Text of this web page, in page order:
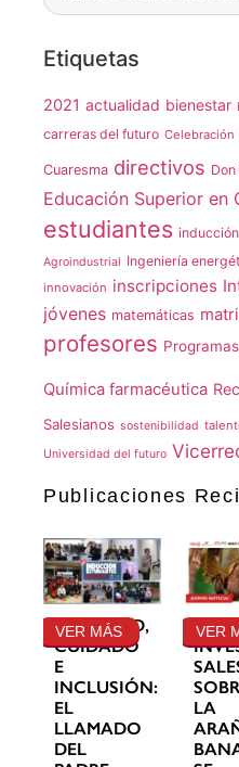
Etiquetas
2021 actualidad bienestar
carreras del futuro Celebración
Cuaresma directivos
Educación Superior en
estudiantes inducción
Agroindustrial Ingeniería
innovación inscripciones
jóvenes matemáticas
profesores
Química farmacéutica
Salesianos sostenibilidad
Universidad del futuro
Publicaciones
GRATITUD,
CUIDADO
E
INCLUSIÓN:
EL
LLAMADO
DEL
VER MÁS
LA
LA
VER